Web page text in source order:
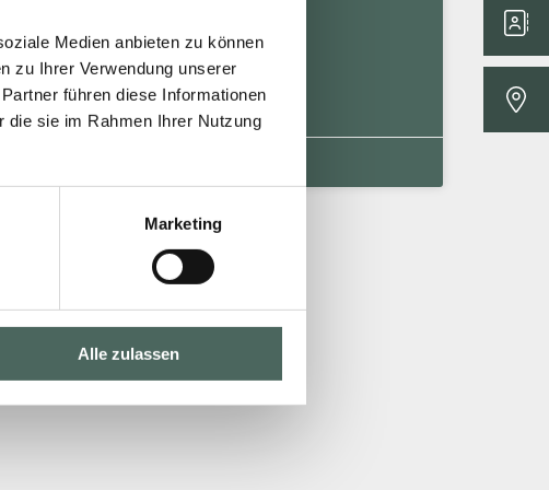
Medien anbieten zu können
zu Ihrer Verwendung unserer
führen diese Informationen
die sie im Rahmen Ihrer Nutzung
Marketing
Alle zulassen
MEHR »